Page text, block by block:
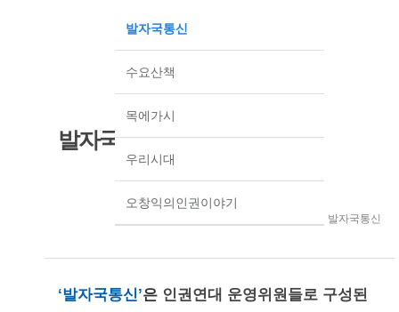
발자국통신
수요산책
목에가시
우리시대
오창익의인권이야기
발자국통신
> 인권연대세상읽기 > 발자국통신
‘발자국통신’은 인권연대 운영위원들로 구성된